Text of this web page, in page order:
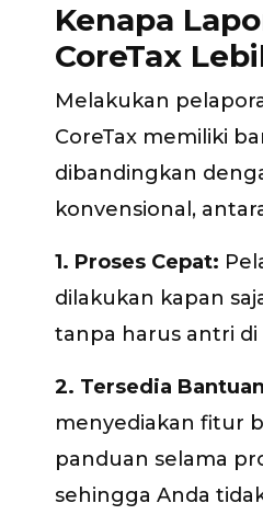
Kenapa
CoreTax
Melakukan
CoreTax memiliki
dibandingkan
konvensional,
1. Proses Cepat:
dilakukan kapan
tanpa harus antri
2. Tersedia
menyediakan fitur
panduan selama
sehingga Anda